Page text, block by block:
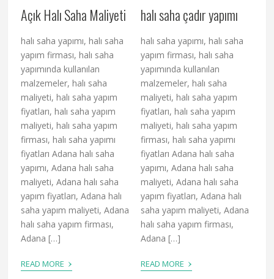
Açık Halı Saha Maliyeti
halı saha yapımı, halı saha
yapım firması, halı saha
yapımında kullanılan
malzemeler, halı saha
maliyeti, halı saha yapım
fiyatları, halı saha yapım
maliyeti, halı saha yapım
firması, halı saha yapımı
fiyatları Adana halı saha
yapımı, Adana halı saha
maliyeti, Adana halı saha
yapım fiyatları, Adana halı
saha yapım maliyeti, Adana
halı saha yapım firması,
Adana […]
READ MORE ›
halı saha çadır yapımı
halı saha yapımı, halı saha
yapım firması, halı saha
yapımında kullanılan
malzemeler, halı saha
maliyeti, halı saha yapım
fiyatları, halı saha yapım
maliyeti, halı saha yapım
firması, halı saha yapımı
fiyatları Adana halı saha
yapımı, Adana halı saha
maliyeti, Adana halı saha
yapım fiyatları, Adana halı
saha yapım maliyeti, Adana
halı saha yapım firması,
Adana […]
READ MORE ›